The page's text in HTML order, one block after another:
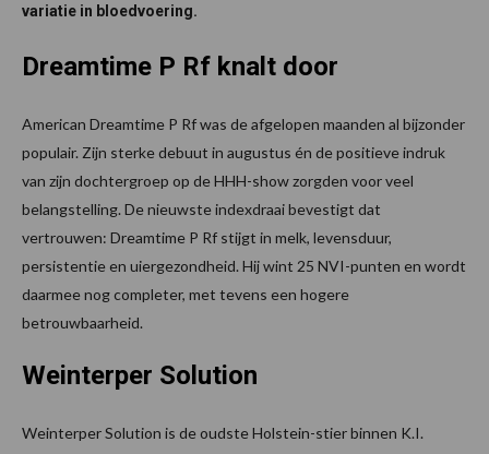
variatie in bloedvoering.
Dreamtime P Rf knalt door
American Dreamtime P Rf was de afgelopen maanden al bijzonder
populair. Zijn sterke debuut in augustus én de positieve indruk
van zijn dochtergroep op de HHH-show zorgden voor veel
belangstelling. De nieuwste indexdraai bevestigt dat
vertrouwen: Dreamtime P Rf stijgt in melk, levensduur,
persistentie en uiergezondheid. Hij wint 25 NVI-punten en wordt
daarmee nog completer, met tevens een hogere
betrouwbaarheid.
Weinterper Solution
Weinterper Solution is de oudste Holstein-stier binnen K.I.